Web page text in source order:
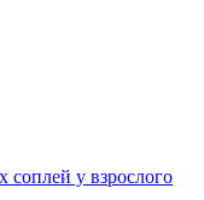
у взрослого